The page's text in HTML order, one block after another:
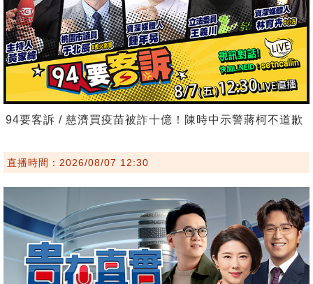
94要客訴 / 慈濟買疫苗被詐十億！陳時中示警蔣柯不道歉
直播時間：2026/08/07 12:30